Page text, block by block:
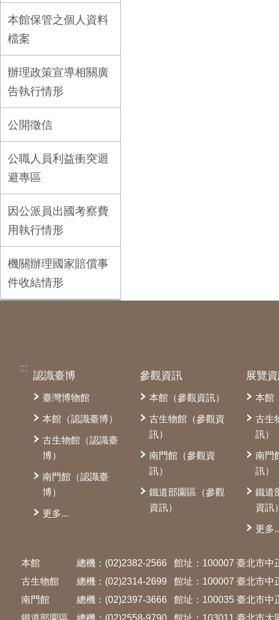
本館保管之個人資料
檔案
辦理政策宣導相關廣
告執行情形
公開徵信
公職人員利益衝突迴
避專區
因公派員出國考察費
用執行情形
機關辦理國家賠償事
件收結情形
:::
認識臺博
臺灣博物館
本館（認識臺博）
古生物館（認識臺
博）
南門館（認識臺
博）
更多...
參觀資訊
本館（參觀資訊）
古生物館（參觀資
訊）
南門館（參觀資
訊）
鐵道部園區（參觀
資訊）
展覽
本館
古生
訊）
南門
訊）
鐵道
資訊）
更多
本館 總機：(02)2382-2566 館址：100007 臺北市中
古生物館
總機：(02)2314-2699 館址：100007 臺北市中
南門館
總機：(02)2397-3666 館址：100035 臺北市中
鐵道部園區
總機：(02)2558-9790 館址：103011 臺北市大